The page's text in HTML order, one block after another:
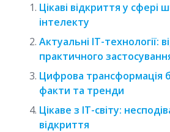
Цікаві відкриття у сфері
інтелекту
Актуальні IT-технології:
практичного
Цифрова трансформація
факти та тренди
Цікаве з IT-світу:
відкриття